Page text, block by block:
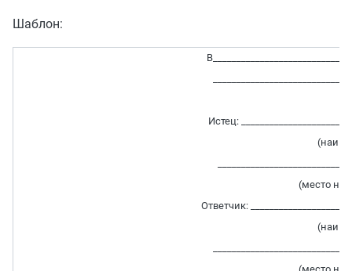
Шаблон:
Истец:
(место
Ответчик: